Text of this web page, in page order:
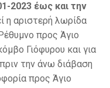
2023 έως και την
η αριστερή λωρίδα
προς Άγιο
Γιόφυρου και για
την άνω διάβαση
προς Άγιο